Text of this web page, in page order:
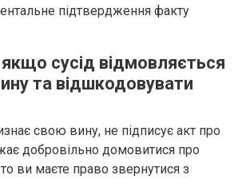
підтвердження факту
сусід відмовляється
та відшкодовувати
свою вину, не підписує акт про
добровільно домовитися про
ви маєте право звернутися з